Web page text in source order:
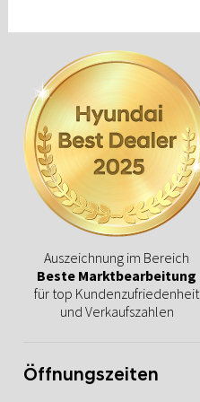
Auszeichnung im Bereich
Beste Marktbearbeitung
für top Kundenzufriedenheit
und Verkaufszahlen
Öffnungszeiten